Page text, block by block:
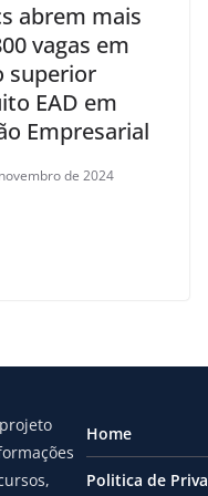
abrem mais
vagas em
superior
EAD em
Empresarial
de 2024
Home
Politica de